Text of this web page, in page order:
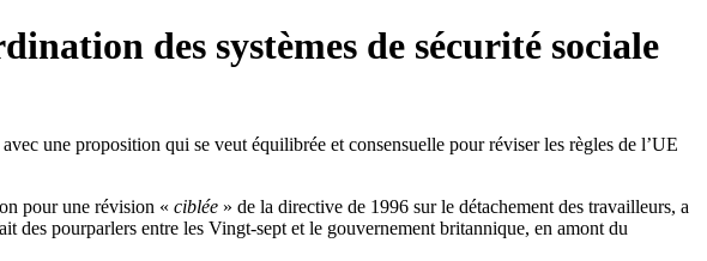
des systèmes de sécurité sociale
une proposition qui se veut équilibrée et consensuelle pour réviser les règles de l’UE
pour une révision « ciblée » de la directive de 1996 sur le détachement des travailleurs, a
des pourparlers entre les Vingt-sept et le gouvernement britannique, en amont du